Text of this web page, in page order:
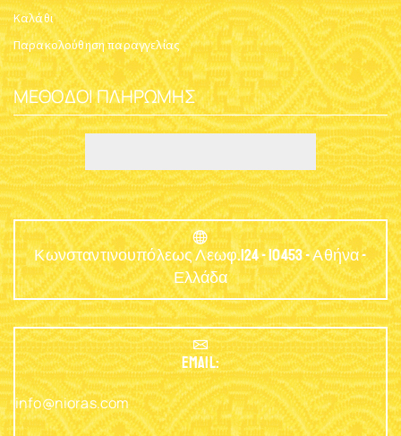
Καλάθι
Παρακολούθηση παραγγελίας
ΜΈΘΟΔΟΙ ΠΛΗΡΩΜΉΣ
Κωνσταντινουπόλεως Λεωφ.124 - 10453 - Αθήνα -
Ελλάδα
EMAIL:
info@nioras.com